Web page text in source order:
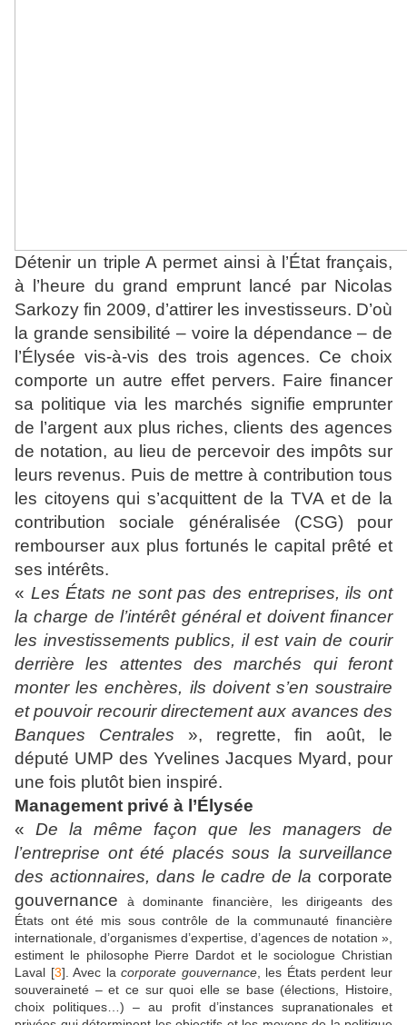
Détenir un triple A permet ainsi à l’État français,
à l’heure du grand emprunt lancé par Nicolas
Sarkozy fin 2009, d’attirer les investisseurs. D’où
la grande sensibilité – voire la dépendance – de
l’Élysée vis-à-vis des trois agences. Ce choix
comporte un autre effet pervers. Faire financer
sa politique via les marchés signifie emprunter
de l’argent aux plus riches, clients des agences
de notation, au lieu de percevoir des impôts sur
leurs revenus. Puis de mettre à contribution tous
les citoyens qui s’acquittent de la TVA et de la
contribution sociale généralisée (CSG) pour
rembourser aux plus fortunés le capital prêté et
ses intérêts.
« Les États ne sont pas des entreprises, ils ont
la charge de l’intérêt général et doivent financer
les investissements publics, il est vain de courir
derrière les attentes des marchés qui feront
monter les enchères, ils doivent s’en soustraire
et pouvoir recourir directement aux avances des
Banques Centrales », regrette, fin août, le
député UMP des Yvelines Jacques Myard, pour
une fois plutôt bien inspiré.
Management privé à l’Élysée
« De la même façon que les managers de
l’entreprise ont été placés sous la surveillance
des actionnaires, dans le cadre de la corporate
gouvernance à dominante financière, les dirigeants des
États ont été mis sous contrôle de la communauté financière
internationale, d’organismes d’expertise, d’agences de notation »,
estiment le philosophe Pierre Dardot et le sociologue Christian
Laval [3]. Avec lacorporate gouvernance, les États perdent leur
souveraineté – et ce sur quoi elle se base (élections, Histoire,
choix politiques…) – au profit d’instances supranationales et